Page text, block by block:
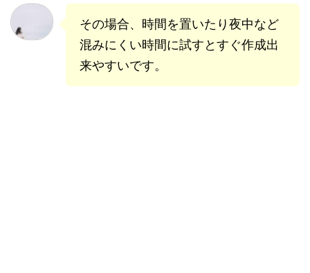
その場合、時間を置いたり夜中など
混みにくい時間に試すとすぐ作成出
来やすいです。